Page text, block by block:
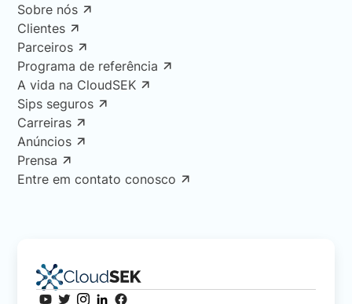
Sobre nós
Clientes
Parceiros
Programa de referência
A vida na CloudSEK
Sips seguros
Carreiras
Anúncios
Prensa
Entre em contato conosco